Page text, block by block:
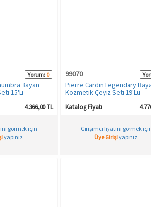
Yorum: 0
Bayan
15'Li
4.366,00 TL
görmek için
yapınız.
99070
Pierre Cardin Legendary
Kozmetik Çeyiz Seti 19'Lu
Katalog Fiyatı
Girişimci fiyatını görmek için
Üye Girişiyapınız.